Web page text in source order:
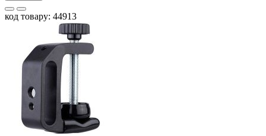
код товару: 44913